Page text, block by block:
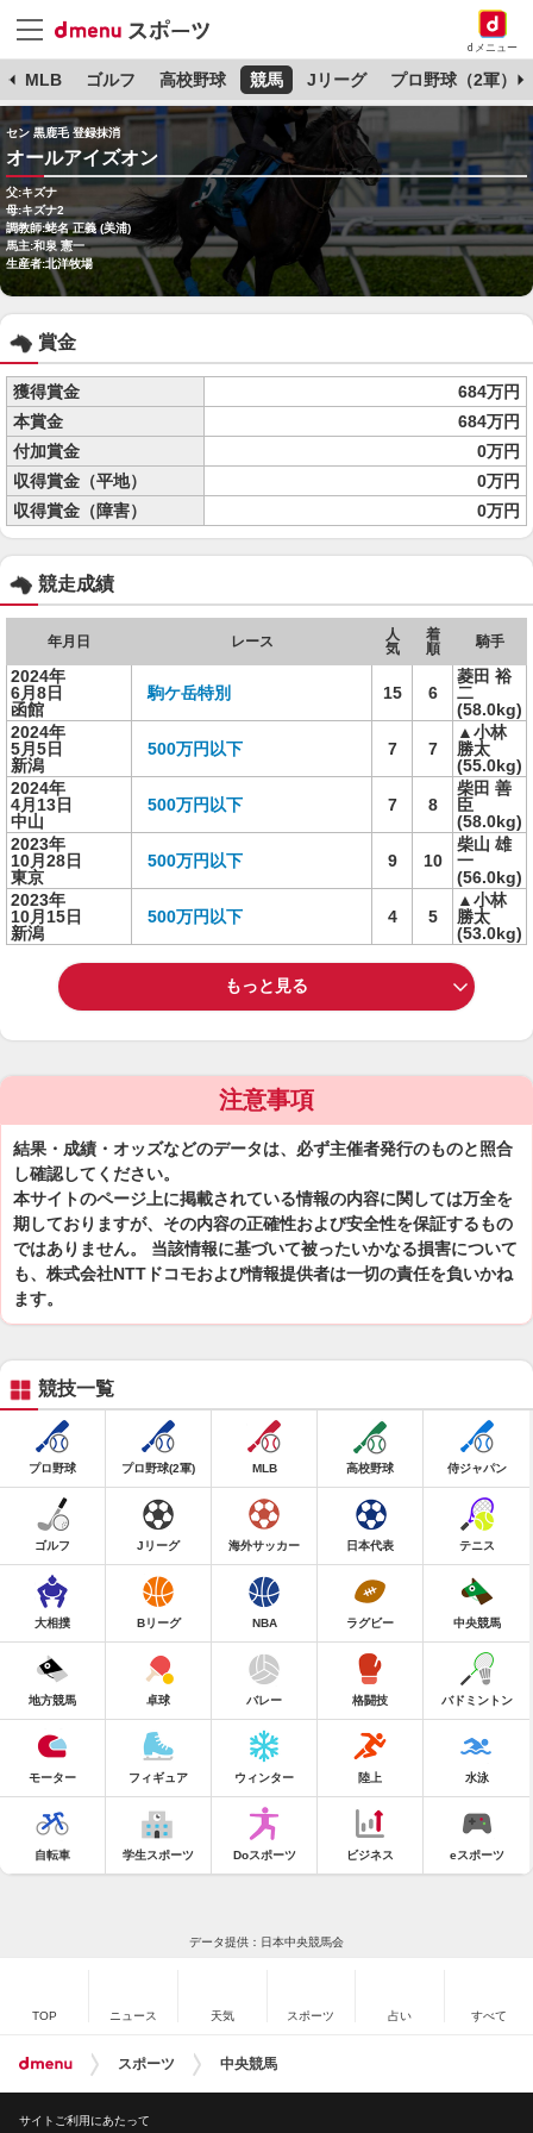
dメニュー
MLB ゴルフ 高校野球 競馬 Jリーグ プロ野球（2軍）
セン 黒鹿毛 登録抹消
オールアイズオン
父:キズナ
母:キズナ2
調教師:蛯名 正義 (美浦)
馬主:和泉 憲一
生産者:北洋牧場
賞金
獲得賞金
684万円
本賞金
684万円
付加賞金
0万円
収得賞金（平地）
0万円
収得賞金（障害）
0万円
競走成績
年月日 レース
人
気
着
順
騎手
2024年
6月8日
函館
駒ケ岳特別 15 6
菱田 裕
二
(58.0kg)
2024年
5月5日
新潟
500万円以下 7 7
▲小林
勝太
(55.0kg)
2024年
4月13日
中山
500万円以下 7 8
柴田 善
臣
(58.0kg)
2023年
10月28日
東京
500万円以下 9 10
柴山 雄
一
(56.0kg)
2023年
10月15日
新潟
500万円以下 4 5
▲小林
勝太
(53.0kg)
もっと見る
注意事項
結果・成績・オッズなどのデータは、必ず主催者発行のものと照合
し確認してください。
本サイトのページ上に掲載されている情報の内容に関しては万全を
期しておりますが、その内容の正確性および安全性を保証するもの
ではありません。 当該情報に基づいて被ったいかなる損害について
も、株式会社NTTドコモおよび情報提供者は一切の責任を負いかね
ます。
競技一覧
プロ野球 プロ野球(2軍) MLB 高校野球 侍ジャパン
ゴルフ Jリーグ 海外サッカー 日本代表 テニス
大相撲 Bリーグ NBA ラグビー 中央競馬
地方競馬 卓球 バレー 格闘技 バドミントン
モーター フィギュア ウィンター 陸上 水泳
自転車 学生スポーツ Doスポーツ ビジネス eスポーツ
データ提供：日本中央競馬会
TOP ニュース 天気 スポーツ 占い すべて
スポーツ 中央競馬
サイトご利用にあたって